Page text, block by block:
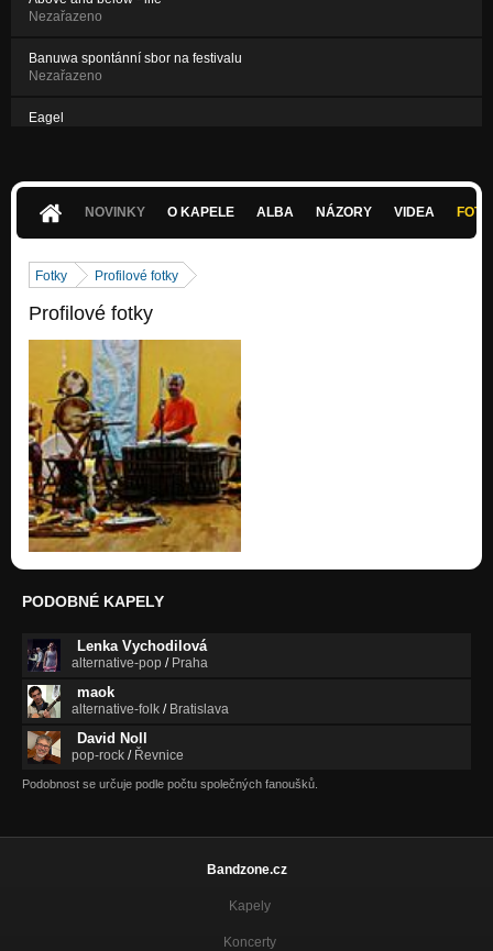
Nezařazeno
Banuwa spontánní sbor na festivalu
Nezařazeno
Eagel
Probouzeni
NOVINKY O KAPELE ALBA NÁZORY VIDEA
Fotky Profilové fotky
Profilové fotky
PODOBNÉ KAPELY
Lenka Vychodilová
alternative-pop / Praha
maok
alternative-folk / Bratislava
David Noll
pop-rock / Řevnice
Podobnost se určuje podle počtu společných fanoušků.
Bandzone.cz
Kapely
Koncerty